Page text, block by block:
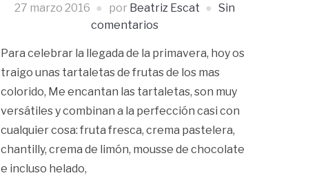
27 marzo 2016 por Beatriz Escat
Sin
comentarios
Para celebrar la llegada de la primavera, hoy os
traigo unas tartaletas de frutas de los mas
colorido, Me encantan las tartaletas, son muy
versátiles y combinan a la perfección casi con
cualquier cosa: fruta fresca, crema pastelera,
chantilly, crema de limón, mousse de chocolate
e incluso helado,